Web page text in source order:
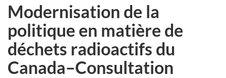
Modernisation de la
politique en matière de
déchets radioactifs du
Canada–Consultation